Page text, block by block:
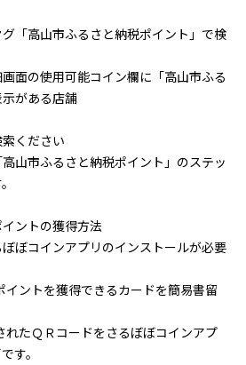
グ「高山市ふるさと納税ポイント」で検
面の使用可能コイン欄に「高山市ふる
がある店舗
ください
山市ふるさと納税ポイント」のステッ
ントの獲得方法
ぼコインアプリのインストールが必要
ントを獲得できるカードを簡易書留
れたＱＲコードをさるぼぼコインアプ
す。